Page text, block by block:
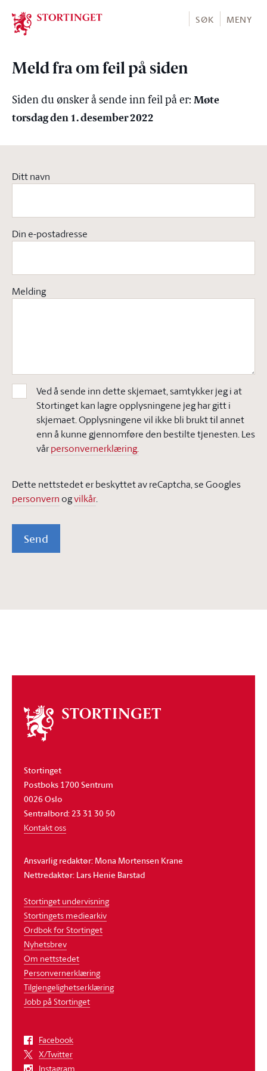
Stortinget.no
SØK MENY
Meld fra om feil på siden
Siden du ønsker å sende inn feil på er: Møte
torsdag den 1. desember 2022
Ditt navn
Din e-postadresse
Melding
Ved å sende inn dette skjemaet, samtykker jeg i at
Stortinget kan lagre opplysningene jeg har gitt i
skjemaet. Opplysningene vil ikke bli brukt til annet
enn å kunne gjennomføre den bestilte tjenesten. Les
vårpersonvernerklæring.
Dette nettstedet er beskyttet av reCaptcha, se Googles
personvern ogvilkår.
Send
Om
stortinget
Stortinget
Postboks 1700 Sentrum
0026 Oslo
Sentralbord: 23 31 30 50
Kontakt oss
Ansvarlig redaktør: Mona Mortensen Krane
Nettredaktør: Lars Henie Barstad
Stortinget undervisning
Stortingets mediearkiv
Ordbok for Stortinget
Nyhetsbrev
Om nettstedet
Personvernerklæring
Tilgjengelighetserklæring
Jobb på Stortinget
Facebook
X/Twitter
Instagram